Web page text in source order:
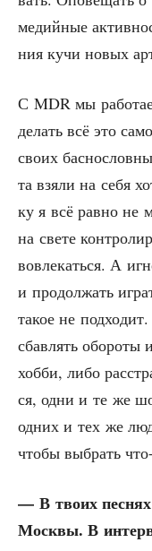
медий­ные
ния кучи новых
С MDR мы
делать всё это
сво­их
та взя­ли на себя
ку я всё рав­но не
на све­те
вовле­кать­ся. А
и про­дол­жать
такое не
сбав­лять обо­ро­ты
хоб­би, либо
ся, одни и те же
одних и тех же
что­бы выбрать
— В тво­их
Моск­вы. В